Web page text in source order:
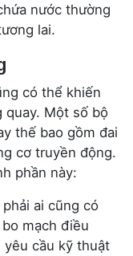
nước thường
lai.
có thể khiến
quay. Một số bộ
thế bao gồm đai
cơ truyền động.
phần này:
phải ai cũng có
mạch điều
yêu cầu kỹ thuật